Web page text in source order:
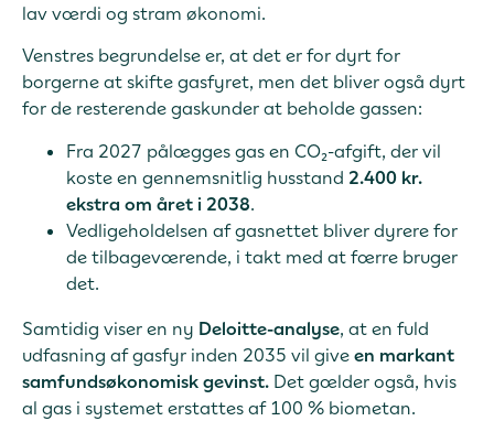
lav værdi og stram økonomi.
Venstres begrundelse er, at det er for dyrt for
borgerne at skifte gasfyret, men det bliver også dyrt
for de resterende gaskunder at beholde gassen:
Fra 2027 pålægges gas en CO₂-afgift, der vil
koste en gennemsnitlig husstand 2.400 kr.
ekstra om året i 2038.
Vedligeholdelsen af gasnettet bliver dyrere for
de tilbageværende, i takt med at færre bruger
det.
Samtidig viser en ny Deloitte-analyse, at en fuld
udfasning af gasfyr inden 2035 vil give en markant
samfundsøkonomisk gevinst. Det gælder også, hvis
al gas i systemet erstattes af 100 % biometan.